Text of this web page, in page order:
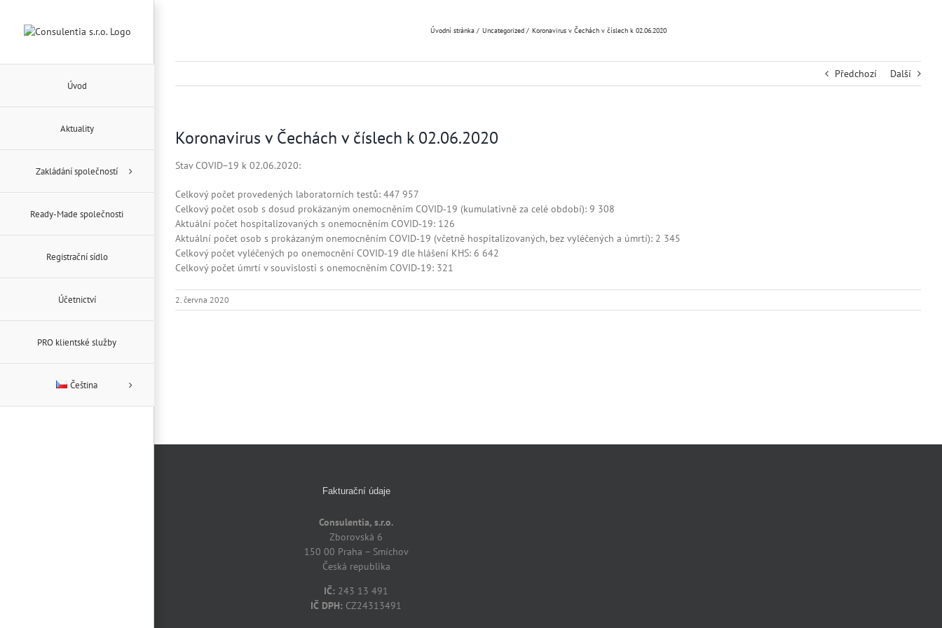
obsah
Úvod
Aktuality
Zakládání společností
Ready-Made společnosti
Registrační sídlo
Účetnictví
PRO klientské služby
Čeština
Úvodní stránka Uncategorized Koronavirus v Čechách v číslech k 02.06.2020
Předchozí Další
Koronavirus v Čechách v číslech k 02.06.2020
Stav COVID−19 k 02.06.2020:
Celkový počet provedených laboratorních testů: 447 957
Celkový počet osob s dosud prokázaným onemocněním COVID‑19 (kumulativně za celé období): 9 308
Aktuální počet hospitalizovaných s onemocněním COVID‑19: 126
Aktuální počet osob s prokázaným onemocněním COVID‑19 (včetně hospitalizovaných, bez vyléčených a úmrtí): 2 345
Celkový počet vyléčených po onemocnění COVID‑19 dle hlášení KHS: 6 642
Celkový počet úmrtí v souvislosti s onemocněním COVID‑19: 321
2. června 2020
Fakturační údaje
Consulentia, s.r.o.
Zborovská 6
150 00 Praha – Smíchov
Česká republika
IČ: 243 13 491
IČ DPH: CZ24313491